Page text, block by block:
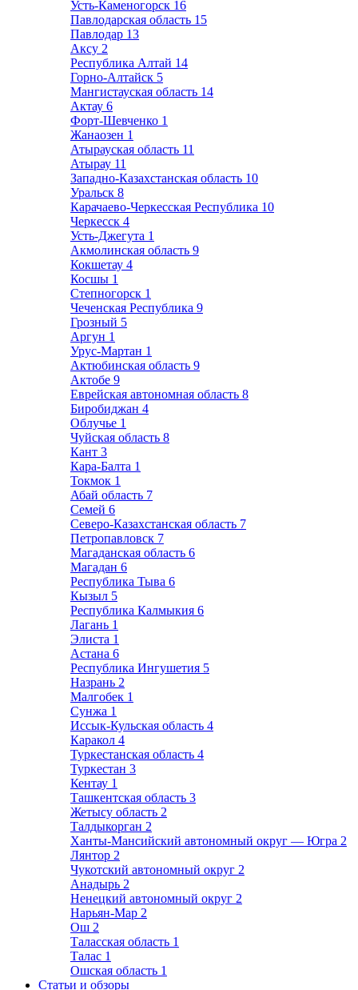
Усть-Каменогорск 16
Павлодарская область 15
Павлодар 13
Аксу 2
Республика Алтай 14
Горно-Алтайск 5
Мангистауская область 14
Актау 6
Форт-Шевченко 1
Жанаозен 1
Атырауская область 11
Атырау 11
Западно-Казахстанская область 10
Уральск 8
Карачаево-Черкесская Республика 10
Черкесск 4
Усть-Джегута 1
Акмолинская область 9
Кокшетау 4
Косшы 1
Степногорск 1
Чеченская Республика 9
Грозный 5
Аргун 1
Урус-Мартан 1
Актюбинская область 9
Актобе 9
Еврейская автономная область 8
Биробиджан 4
Облучье 1
Чуйская область 8
Кант 3
Кара-Балта 1
Токмок 1
Абай область 7
Семей 6
Северо-Казахстанская область 7
Петропавловск 7
Магаданская область 6
Магадан 6
Республика Тыва 6
Кызыл 5
Республика Калмыкия 6
Лагань 1
Элиста 1
Астана 6
Республика Ингушетия 5
Назрань 2
Малгобек 1
Сунжа 1
Иссык-Кульская область 4
Каракол 4
Туркестанская область 4
Туркестан 3
Кентау 1
Ташкентская область 3
Жетысу область 2
Талдыкорган 2
Ханты-Мансийский автономный округ — Югра 2
Лянтор 2
Чукотский автономный округ 2
Анадырь 2
Ненецкий автономный округ 2
Нарьян-Мар 2
Ош 2
Таласская область 1
Талас 1
Ошская область 1
Статьи и обзоры